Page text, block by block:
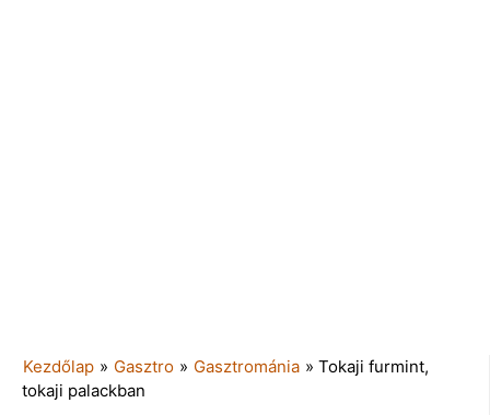
Kezdőlap » Gasztro » Gasztrománia » Tokaji furmint,
tokaji palackban